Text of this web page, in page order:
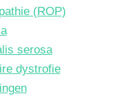
(ROP)
serosa
dystrofie